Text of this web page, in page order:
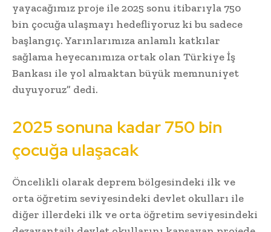
yayacağımız proje ile 2025 sonu itibarıyla 750
bin çocuğa ulaşmayı hedefliyoruz ki bu sadece
başlangıç. Yarınlarımıza anlamlı katkılar
sağlama heyecanımıza ortak olan Türkiye İş
Bankası ile yol almaktan büyük memnuniyet
duyuyoruz” dedi.
2025 sonuna kadar 750 bin
çocuğa ulaşacak
Öncelikli olarak deprem bölgesindeki ilk ve
orta öğretim seviyesindeki devlet okulları ile
diğer illerdeki ilk ve orta öğretim seviyesindeki